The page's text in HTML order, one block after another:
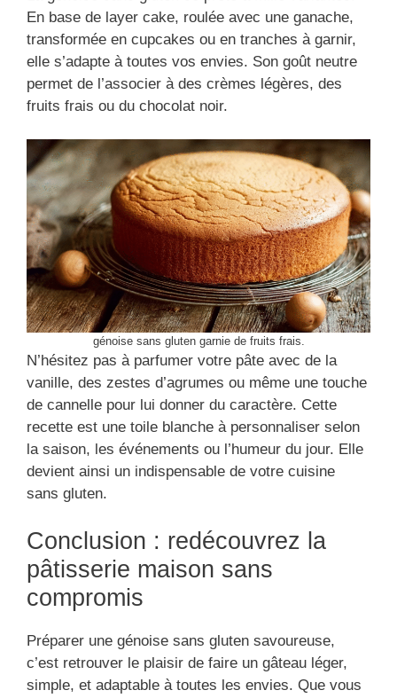
En base de layer cake, roulée avec une ganache,
transformée en cupcakes ou en tranches à garnir,
elle s’adapte à toutes vos envies. Son goût neutre
permet de l’associer à des crèmes légères, des
fruits frais ou du chocolat noir.
génoise sans gluten garnie de fruits frais.
N’hésitez pas à parfumer votre pâte avec de la
vanille, des zestes d’agrumes ou même une touche
de cannelle pour lui donner du caractère. Cette
recette est une toile blanche à personnaliser selon
la saison, les événements ou l’humeur du jour. Elle
devient ainsi un indispensable de votre cuisine
sans gluten.
Conclusion : redécouvrez la
pâtisserie maison sans
compromis
Préparer une génoise sans gluten savoureuse,
c’est retrouver le plaisir de faire un gâteau léger,
simple, et adaptable à toutes les envies. Que vous